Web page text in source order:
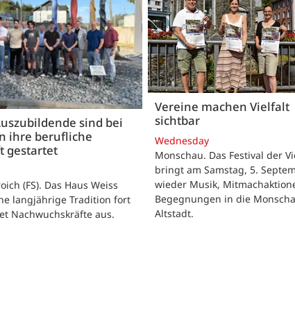
sind bei
ihre berufliche
gestartet
(FS). Das Haus Weiss
langjährige Tradition fort
Nachwuchskräfte aus.
Vereine machen Vielfalt
sichtbar
Wednesday
Monschau. Das Festival der
bringt am Samstag, 5.
wieder Musik,
Begegnungen in die
Altstadt.